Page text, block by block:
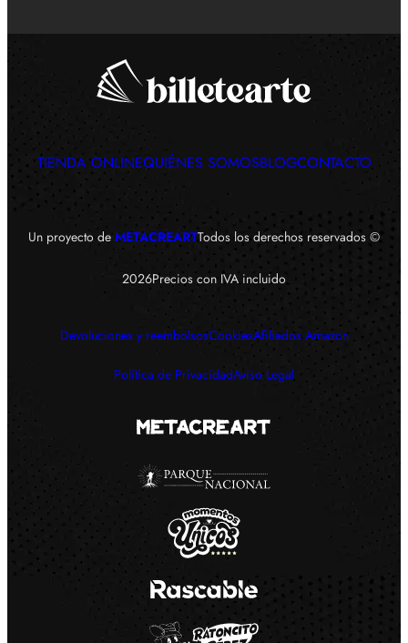
TIENDA ONLINEQUIÉNES SOMOSBLOGCONTACTO
Un proyecto de METACREARTTodos los derechos reservados ©
2026Precios con IVA incluido
Devoluciones y reembolsosCookiesAfiliados Amazon
Política de PrivacidadAviso Legal